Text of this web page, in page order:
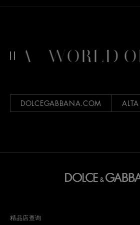
WORLD
DOLCEGABBANA.COM
精品店查询